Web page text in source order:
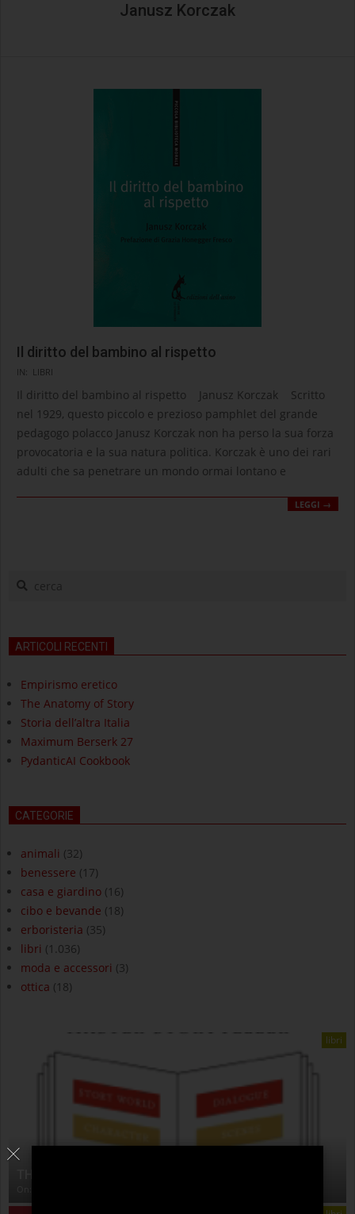
Janusz Korczak
Il diritto del bambino al rispetto
2026-
05-
14
IN: LIBRI
Il diritto del bambino al rispetto Janusz Korczak Scritto
nel 1929, questo piccolo e prezioso pamphlet del grande
pedagogo polacco Janusz Korczak non ha perso la sua forza
provocatoria e la sua natura politica. Korczak è uno dei rari
adulti che sa penetrare un mondo ormai lontano e
LEGGI →
cerca
ARTICOLI RECENTI
Empirismo eretico
The Anatomy of Story
Storia dell’altra Italia
Maximum Berserk 27
PydanticAI Cookbook
CATEGORIE
animali (32)
benessere (17)
casa e giardino (16)
cibo e bevande (18)
erboristeria (35)
libri (1.036)
moda e accessori (3)
ottica (18)
libri